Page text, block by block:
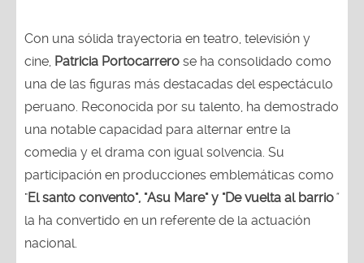
Con una sólida trayectoria en teatro, televisión y
cine, Patricia Portocarrero se ha consolidado como
una de las figuras más destacadas del espectáculo
peruano. Reconocida por su talento, ha demostrado
una notable capacidad para alternar entre la
comedia y el drama con igual solvencia. Su
participación en producciones emblemáticas como
"El santo convento", "Asu Mare" y "De vuelta al barrio"
la ha convertido en un referente de la actuación
nacional.